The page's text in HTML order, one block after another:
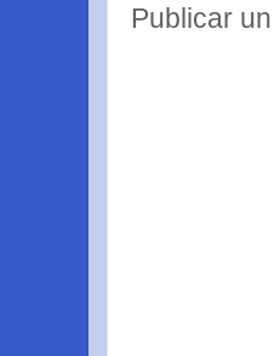
Publicar